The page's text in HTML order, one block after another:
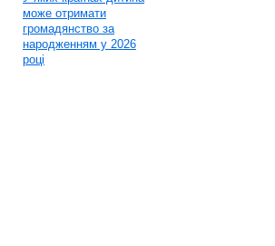
може отримати
громадянство за
народженням у 2026
році